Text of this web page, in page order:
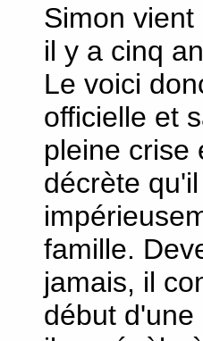
Simon
il y a cinq
Le voici
officielle et
pleine crise
décrète
famille.
jamais, il
début